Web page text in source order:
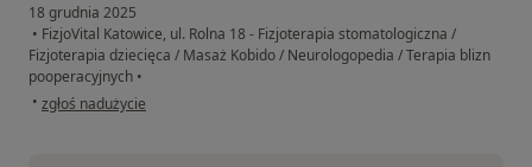
18 grudnia 2025
• FizjoVital Katowice, ul. Rolna 18 - Fizjoterapia stomatologiczna /
Fizjoterapia dziecięca / Masaż Kobido / Neurologopedia / Terapia blizn
pooperacyjnych •
• w opinii użytkownika Tomasz K
zgłoś nadużycie